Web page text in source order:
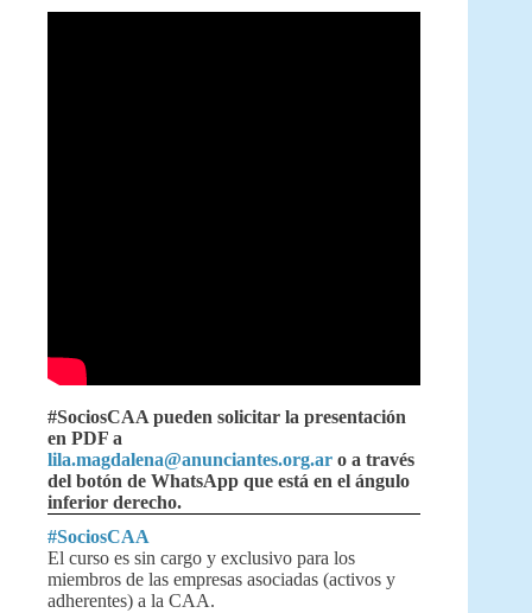
#SociosCAA pueden solicitar la presentación
en PDF a
lila.magdalena@anunciantes.org.ar o a través
del botón de WhatsApp que está en el ángulo
inferior derecho.
#SociosCAA
El curso es sin cargo y exclusivo para los
miembros de las empresas asociadas (activos y
adherentes) a la CAA.